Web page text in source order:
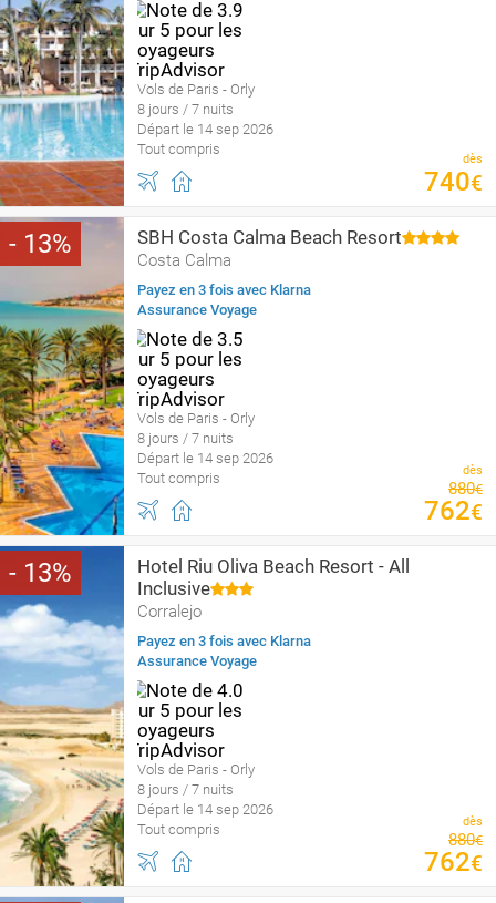
Vols de Paris - Orly
8 jours / 7 nuits
Départ le 14 sep 2026
Tout compris
dès
740€
13 SBH Costa Calma Beach Resort
Costa Calma
Payez en 3 fois avec Klarna
Assurance Voyage
Vols de Paris - Orly
8 jours / 7 nuits
Départ le 14 sep 2026
Tout compris
dès
880€
762€
13
Hotel Riu Oliva Beach Resort - All
Inclusive
Corralejo
Payez en 3 fois avec Klarna
Assurance Voyage
Vols de Paris - Orly
8 jours / 7 nuits
Départ le 14 sep 2026
Tout compris
dès
880€
762€